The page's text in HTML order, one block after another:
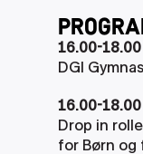
16.00-18.00
DGI
16.00-18.00
Drop in
for Børn og